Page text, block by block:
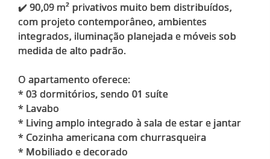
✔️ 90,09 m² privativos muito bem distribuídos,
com projeto contemporâneo, ambientes
integrados, iluminação planejada e móveis sob
medida de alto padrão.
O apartamento oferece:
* 03 dormitórios, sendo 01 suíte
* Lavabo
* Living amplo integrado à sala de estar e jantar
* Cozinha americana com churrasqueira
* Mobiliado e decorado